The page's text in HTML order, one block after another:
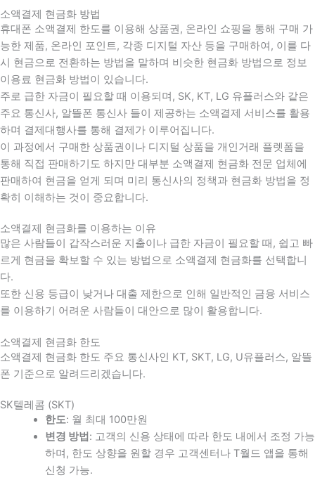
소액결제 현금화 방법
휴대폰 소액결제 한도를 이용해 상품권, 온라인 쇼핑을 통해 구매 가
능한 제품, 온라인 포인트, 각종 디지털 자산 등을 구매하여, 이를 다
시 현금으로 전환하는 방법을 말하며 비슷한 현금화 방법으로 정보
이용료 현금화 방법이 있습니다.
주로 급한 자금이 필요할 때 이용되며, SK, KT, LG 유플러스와 같은
주요 통신사, 알뜰폰 통신사 들이 제공하는 소액결제 서비스를 활용
하며 결제대행사를 통해 결제가 이루어집니다.
이 과정에서 구매한 상품권이나 디지털 상품을 개인거래 플렛폼을
통해 직접 판매하기도 하지만 대부분 소액결제 현금화 전문 업체에
판매하여 현금을 얻게 되며 미리 통신사의 정책과 현금화 방법을 정
확히 이해하는 것이 중요합니다.
소액결제 현금화를 이용하는 이유
많은 사람들이 갑작스러운 지출이나 급한 자금이 필요할 때 , 쉽고 빠
르게 현금을 확보할 수 있는 방법으로 소액결제 현금화를 선택합니
다.
또한 신용 등급이 낮거나 대출 제한으로 인해 일반적인 금융 서비스
를 이용하기 어려운 사람들이 대안으로 많이 활용합니다.
소액결제 현금화 한도
소액결제 현금화 한도 주요 통신사인 KT, SKT, LG, U유플러스, 알뜰
폰 기준으로 알려드리겠습니다.
SK텔레콤 (SKT)
한도: 월 최대 100만원
변경 방법 : 고객의 신용 상태에 따라 한도 내에서 조정 가능
하며, 한도 상향을 원할 경우 고객센터나 T월드 앱을 통해
신청 가능.